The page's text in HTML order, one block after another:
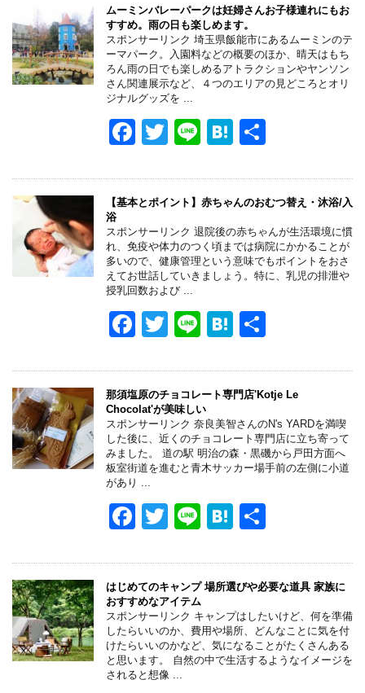
e
b
o
o
k
er
n
a
ムーミンバレーパークは妊婦さんお子様連れにもお
すすめ。雨の日も楽しめます。
スポンサーリンク 埼玉県飯能市にあるムーミンのテ
ーマパーク。入園料などの概要のほか、晴天はもち
ろん雨の日でも楽しめるアトラクションやヤンソン
さん関連展示など、４つのエリアの見どころとオリ
ジナルグッズを ...
F
c
e
b
o
o
k
T
tt
er
Li
e
H
e
n
a
【基本とポイント】赤ちゃんのおむつ替え・沐浴/入
浴
スポンサーリンク 退院後の赤ちゃんが生活環境に慣
れ、免疫や体力のつく頃までは病院にかかることが
多いので、健康管理という意味でもポイントをおさ
えてお世話していきましょう。特に、乳児の排泄や
授乳回数および ...
F
c
e
b
o
o
k
T
tt
er
Li
e
H
e
n
a
那須塩原のチョコレート専門店'Kotje Le
Chocolat'が美味しい
スポンサーリンク 奈良美智さんのN's YARDを満喫
した後に、近くのチョコレート専門店に立ち寄って
みました。 道の駅 明治の森・黒磯から戸田方面へ
板室街道を進むと青木サッカー場手前の左側に小道
があり ...
F
c
e
b
o
o
T
tt
er
Li
e
H
e
n
a
はじめてのキャンプ 場所選びや必要な道具 家族に
おすすめなアイテム
スポンサーリンク キャンプはしたいけど、何を準備
したらいいのか、費用や場所、どんなことに気を付
けたらいいのかなど、気になることがたくさんある
と思います。 自然の中で生活するようなイメージを
されると想像 ...